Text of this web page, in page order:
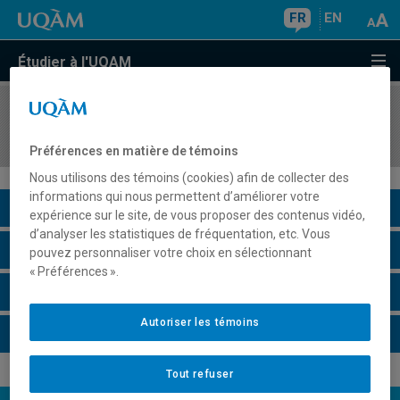
FR EN
Étudier à l'UQAM
COURS//
Description du cours
Horaire - Été 2026
Préférences en matière de témoins
Nous utilisons des témoins (cookies) afin de collecter des
informations qui nous permettent d’améliorer votre
expérience sur le site, de vous proposer des contenus vidéo,
d’analyser les statistiques de fréquentation, etc. Vous
pouvez personnaliser votre choix en sélectionnant
« Préférences ».
Tout refuser
Autoriser les témoins